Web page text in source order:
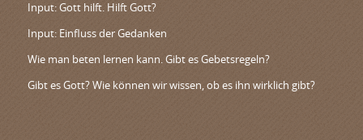
Input: Gott hilft. Hilft Gott?
Input: Einfluss der Gedanken
Wie man beten lernen kann. Gibt es Gebetsregeln?
Gibt es Gott? Wie können wir wissen, ob es ihn wirklich gibt?